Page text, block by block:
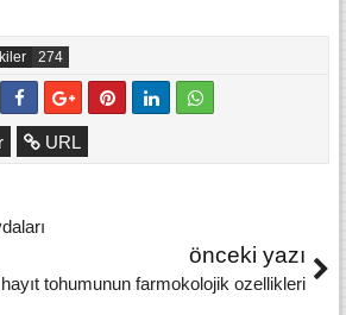
URL
önceki yazı
hayıt tohumunun farmokolojik ozellikleri